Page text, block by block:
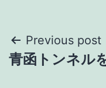
Post
Previous post
青函トンネル